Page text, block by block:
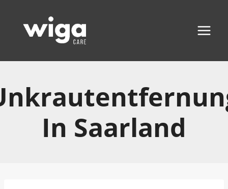
Inhalt
springen
In Saarland